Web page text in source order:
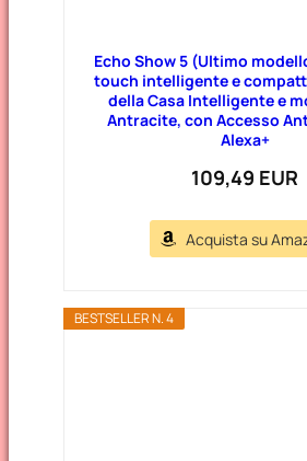
Echo Show 5 (Ultimo
touch intelligente e
della Casa Intelligente e
Antracite, con Accesso
Alexa+
109,49 EUR
Acquista su
BESTSELLER N. 4